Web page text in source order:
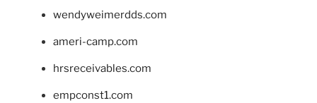
wendyweimerdds.com
ameri-camp.com
hrsreceivables.com
empconst1.com